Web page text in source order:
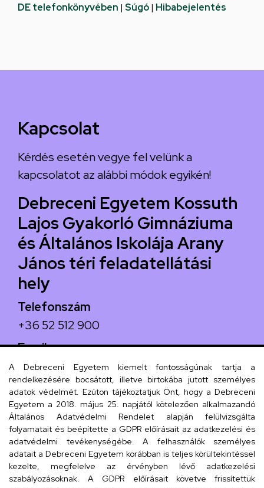
DE telefonkönyvében | Súgó| Hibabejelentés
Kapcsolat
Kérdés esetén vegye fel velünk a
kapcsolatot az alábbi módok egyikén!
Debreceni Egyetem Kossuth
Lajos Gyakorló Gimnáziuma
és Általános Iskolája Arany
János téri feladatellátási
hely
Telefonszám
+36 52 512 900
Email
arany.titkarsag@arany-alt.unideb.hu
Cím
4026 Debrecen, Arany János tér 1.
Szervezeti telefonkönyv
A Debreceni Egyetem kiemelt fontosságúnak tartja a
rendelkezésére bocsátott, illetve birtokába jutott személyes
adatok védelmét. Ezúton tájékoztatjuk Önt, hogy a Debreceni
Egyetem a 2018. május 25. napjától kötelezően alkalmazandó
Általános Adatvédelmi Rendelet alapján felülvizsgálta
folyamatait és beépítette a GDPR előírásait az adatkezelési és
adatvédelmi tevékenységébe. A felhasználók személyes
adatait a Debreceni Egyetem korábban is teljes körültekintéssel
kezelte, megfelelve az érvényben lévő adatkezelési
szabályozásoknak. A GDPR előírásait követve frissítettük